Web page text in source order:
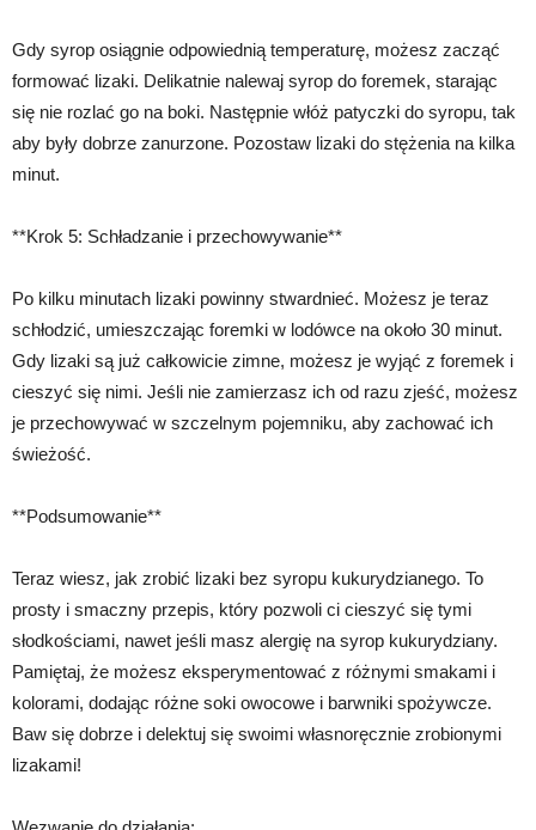
Gdy syrop osiągnie odpowiednią temperaturę, możesz zacząć
formować lizaki. Delikatnie nalewaj syrop do foremek, starając
się nie rozlać go na boki. Następnie włóż patyczki do syropu, tak
aby były dobrze zanurzone. Pozostaw lizaki do stężenia na kilka
minut.
**Krok 5: Schładzanie i przechowywanie**
Po kilku minutach lizaki powinny stwardnieć. Możesz je teraz
schłodzić, umieszczając foremki w lodówce na około 30 minut.
Gdy lizaki są już całkowicie zimne, możesz je wyjąć z foremek i
cieszyć się nimi. Jeśli nie zamierzasz ich od razu zjeść, możesz
je przechowywać w szczelnym pojemniku, aby zachować ich
świeżość.
**Podsumowanie**
Teraz wiesz, jak zrobić lizaki bez syropu kukurydzianego. To
prosty i smaczny przepis, który pozwoli ci cieszyć się tymi
słodkościami, nawet jeśli masz alergię na syrop kukurydziany.
Pamiętaj, że możesz eksperymentować z różnymi smakami i
kolorami, dodając różne soki owocowe i barwniki spożywcze.
Baw się dobrze i delektuj się swoimi własnoręcznie zrobionymi
lizakami!